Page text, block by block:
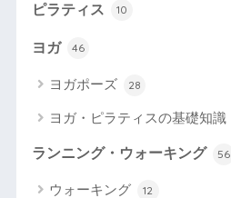
ピラティス 10
ヨガ 46
ヨガポーズ 28
ヨガ・ピラティスの基礎知識
ランニング・ウォーキング 56
ウォーキング 12